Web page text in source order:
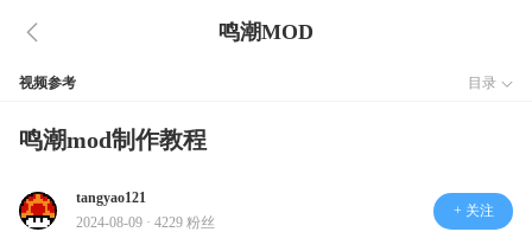
鸣潮MOD
视频参考 目录
鸣潮mod制作教程
tangyao121
2024-08-09 · 4229 粉丝
+ 关注